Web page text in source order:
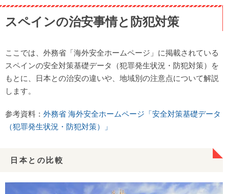
スペインの治安事情と防犯対策
ここでは、外務省「海外安全ホームページ」に掲載されている
スペインの安全対策基礎データ（犯罪発生状況・防犯対策）を
もとに、日本との治安の違いや、地域別の注意点について解説
します。
参考資料： 外務省 海外安全ホームページ「安全対策基礎データ
（犯罪発生状況・防犯対策）」
日本との比較